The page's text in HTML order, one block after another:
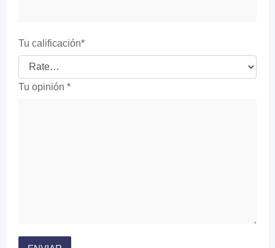
Tu calificación*
Tu opinión *